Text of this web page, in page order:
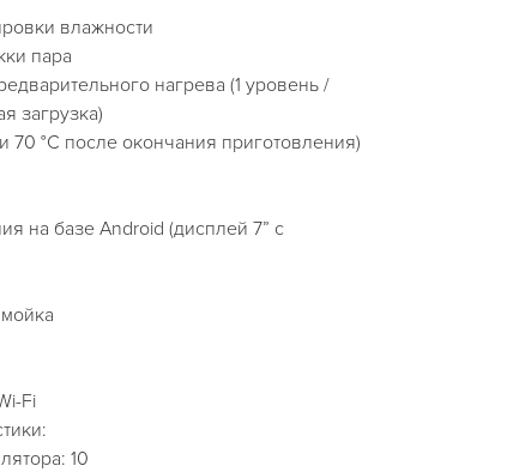
влажности
пара
нагрева (1 уровень /
загрузка)
°C после окончания приготовления)
на базе Android (дисплей 7” с
Fi
10